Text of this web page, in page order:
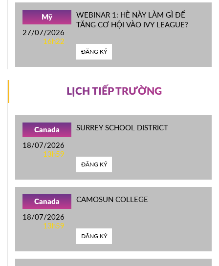
Mỹ
27/07/2026
16h22
WEBINAR 1: HÈ NÀY LÀM GÌ ĐỂ
TĂNG CƠ HỘI VÀO IVY LEAGUE?
ĐĂNG KÝ
LỊCH TIẾP TRƯỜNG
Canada
18/07/2026
13h59
SURREY SCHOOL DISTRICT
ĐĂNG KÝ
Canada
18/07/2026
13h59
CAMOSUN COLLEGE
ĐĂNG KÝ